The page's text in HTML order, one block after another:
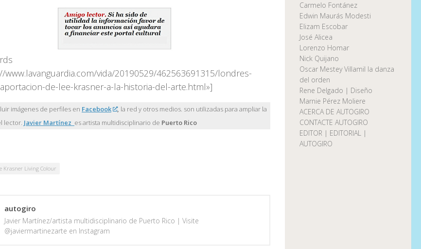
www.lavanguardia.com/vida/20190529/462563691315/londres-
de-lee-krasner-a-la-historia-del-arte.html»]
imágenes de perfiles en Facebook , la red y otros medios. son utilizadas para ampliar la
lector. Javier Martínez es artista multidisciplinario de Puerto Rico
Krasner Living Colour
autogiro
Javier Martínez/artista multidisciplinario de Puerto Rico | Visite
@javiermartinezarte en Instagram
Carmelo Fontánez
Edwin Maurás Modesti
Elizam Escobar
José Alicea
Lorenzo Homar
Nick Quijano
Oscar Mestey Villamil la danza
del orden
Rene Delgado | Diseño
Marnie Pérez Moliere
ACERCA DE AUTOGIRO
CONTACTE AUTOGIRO
EDITOR | EDITORIAL |
AUTOGIRO